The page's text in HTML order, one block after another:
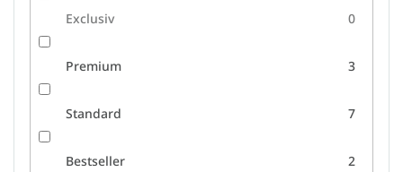
Exclusiv 0
Premium 3
Standard 7
Bestseller 2